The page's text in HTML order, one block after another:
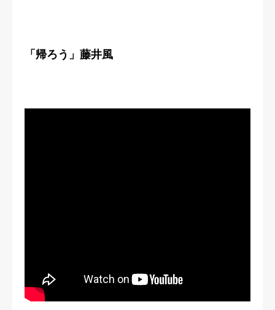
「帰ろう」藤井風